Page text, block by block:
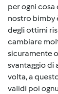
per ogni cosa
nostro bimby
degli ottimi
cambiare
sicuramente
svantaggio di
volta, a
validi poi